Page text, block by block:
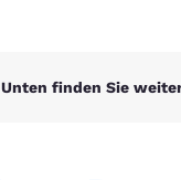
Unten finden Sie